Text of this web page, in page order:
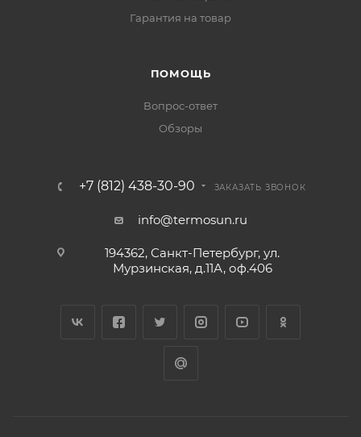
Гарантия на товар
ПОМОЩЬ
Вопрос-ответ
Обзоры
+7 (812) 438-30-90 ЗАКАЗАТЬ ЗВОНОК
info@termosun.ru
194362, Санкт-Петербург, ул.
Мурзинская, д.11А, оф.406